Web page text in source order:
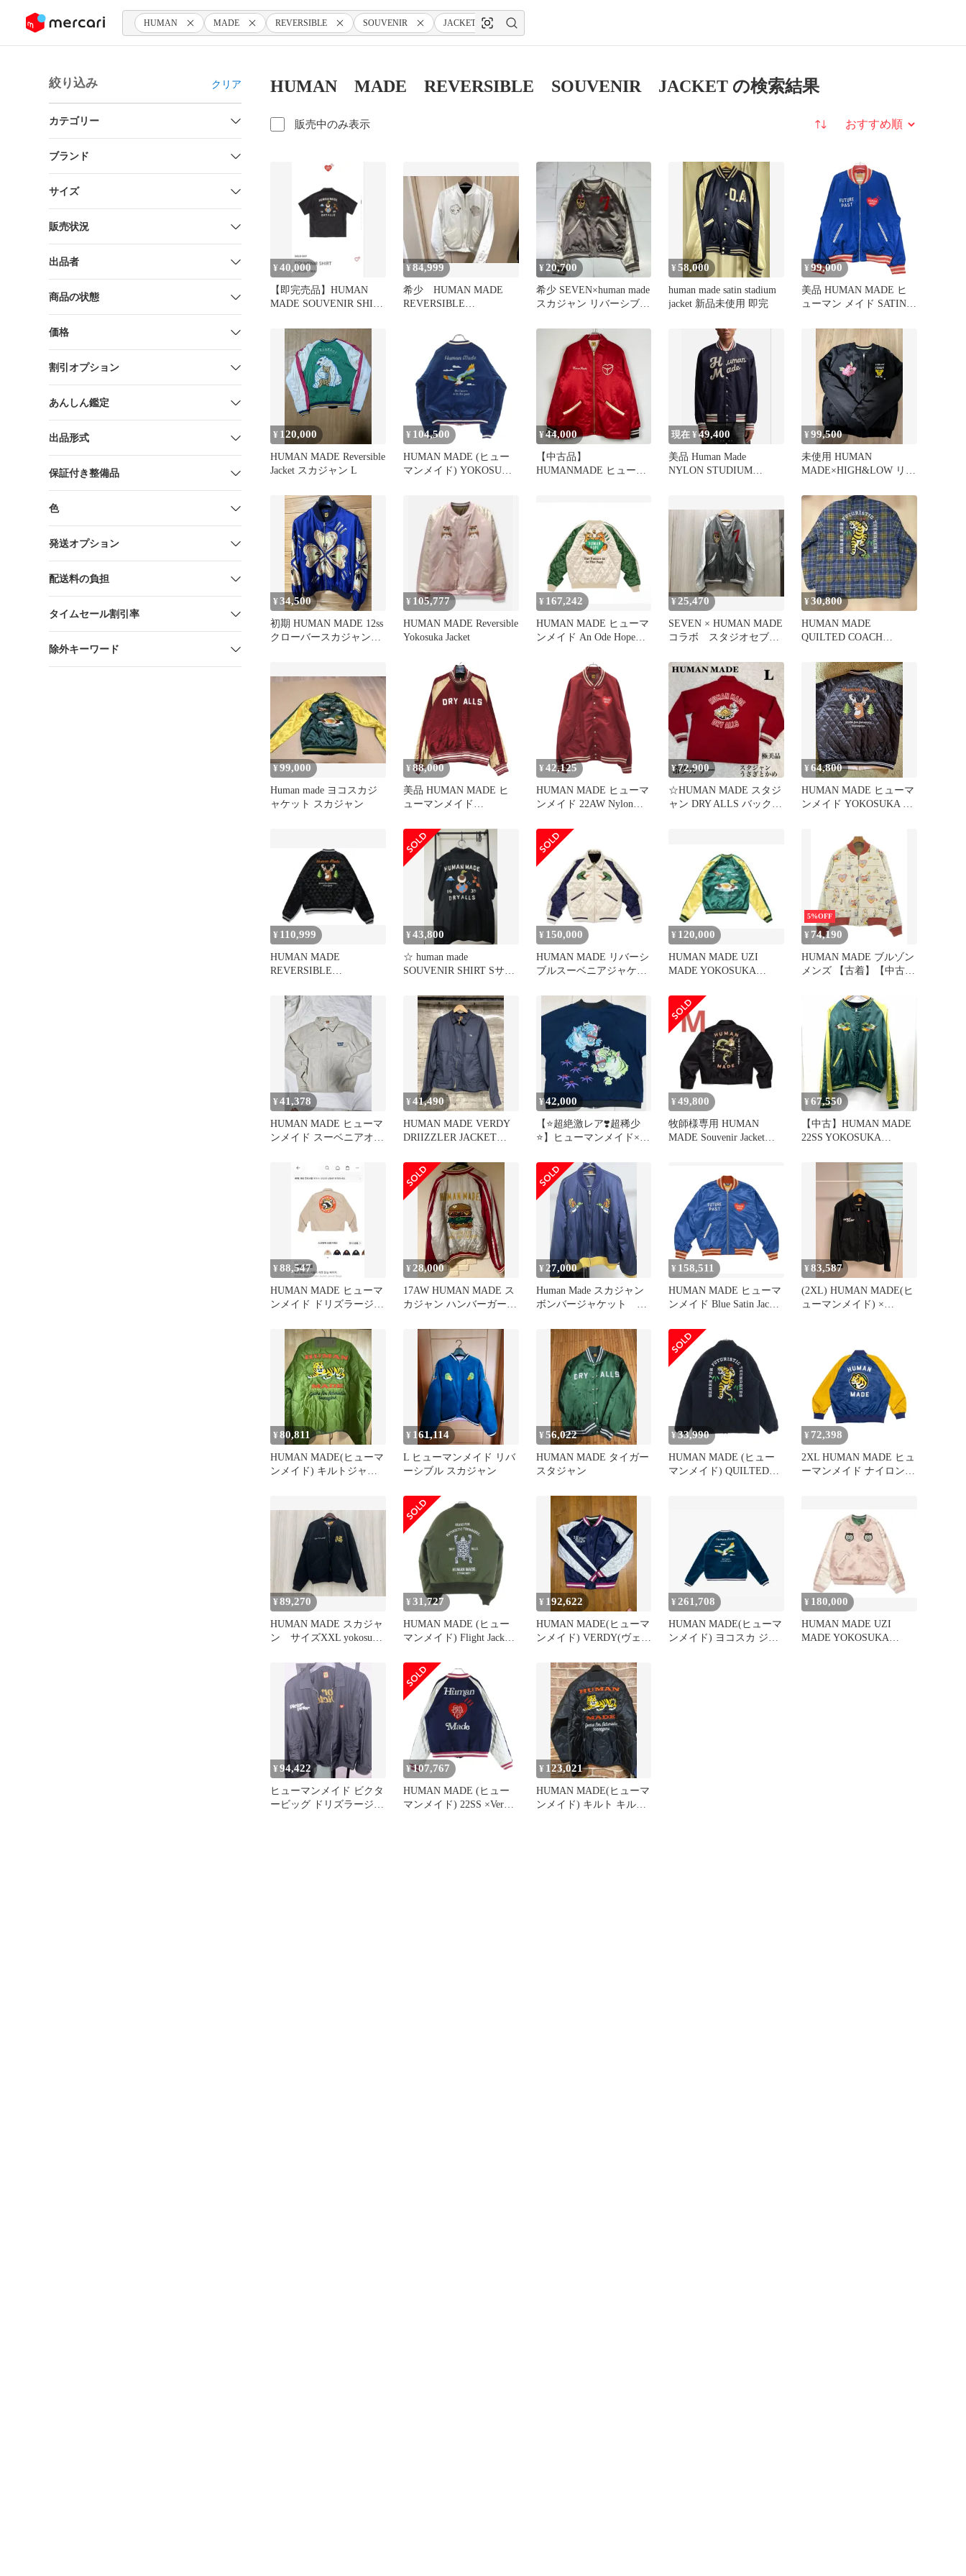
ツにスキップ HUMAN MADE REVERSIBLE SOUVENIR JACKET
絞り込み クリア
カテゴリー
ブランド
サイズ
販売状況
出品者
商品の状態
価格
割引オプション
あんしん鑑定
出品形式
保証付き整備品
色
発送オプション
配送料の負担
タイムセール割引率
除外キーワード
HUMAN MADE REVERSIBLE SOUVENIR JACKET の検索結果
販売中のみ表示 並び替え
¥40,000
【即完売品】HUMAN
MADE SOUVENIR SHIRT
¥84,999
希少 HUMAN MADE
REVERSIBLE
¥20,700
希少 SEVEN×human made
スカジャン リバーシブル
¥58,000
human made satin stadium
jacket 新品未使用 即完
¥ 99,000
美品 HUMAN MADE ヒ
ューマン メイド SATIN
ン ジャケット ブルー ア
ウター スーベニアジャケ
ット サイズXXL Julk
¥ 120,000
HUMAN MADE Reversible
Jacket スカジャン L
¥ 104,500
HUMAN MADE (ヒュー
マンメイド) YOKOSUKA
ニアジャケット ブルー/
ピンク
¥44,000
【中古品】
HUMANMADE ヒューマ
260803-sa-09-tei】
現在 ¥49,400
美品 Human Made
NYLON STUDIUM
¥99,500
未使用 HUMAN
MADE×HIGH&LOW リバ
繍
¥34,500
初期 HUMAN MADE 12ss
クローバースカジャン
¥ 105,777
HUMAN MADE Reversible
Yokosuka Jacket
¥ 167,242
HUMAN MADE ヒューマ
ンメイド An Ode Hope
ーベニアオフィシャル)
ジャケット グリーン
¥ 25,470
SEVEN × HUMAN MADE
コラボ スタジオセブン
ボ スカジャン リバーシ
ブル XLサイズ グレー /
ホワイト
¥30,800
HUMAN MADE
QUILTED COACH
¥99,000
Human made ヨコスカジ
ャケット スカジャン
¥ 88,000
美品 HUMAN MADE ヒ
ューマンメイド
JACKET HM31JK019 リバ
ーシブル サテン ジャケ
ット バーガンディ スカ
ジャン アウター サイズ
XXL Mark
¥ 42,125
HUMAN MADE ヒューマ
ンメイド 22AW Nylon
¥72,900
☆HUMAN MADE スタジ
ャン DRY ALLS バック刺
¥64,800
HUMAN MADE ヒューマ
ンメイド YOKOSUKA リ
¥ 110,999
HUMAN MADE
REVERSIBLE
¥43,800
☆ human made
SOUVENIR SHIRT Sサイ
¥ 150,000
HUMAN MADE リバーシ
ブルスーベニアジャケッ
¥ 120,000
HUMAN MADE UZI
MADE YOKOSUKA
5%OFF
¥ 74,190
HUMAN MADE ブルゾン
メンズ 【古着】【中古】
¥41,378
HUMAN MADE ヒューマ
ンメイド スーベニアオフ
ケット エクリュ L
¥41,490
HUMAN MADE VERDY
DRIIZZLER JACKET
イビー
¥42,000
【⭐️超絶激レア❣️超稀少
⭐️】ヒューマンメイド×ス
ム スカジャン
¥ 49,800
牧師様専用 HUMAN
MADE Souvenir Jacket
¥67,550
【中古】HUMAN MADE
22SS YOKOSUKA
ブラック グリーン×イエ
ロー ヒューマンメイド
¥88,547
HUMAN MADE ヒューマ
ンメイド ドリズラージャ
ジュ 蚕室 限定モデル
¥ 28,000
17AW HUMAN MADE ス
カジャン ハンバーガー刺
¥ 27,000
Human Made スカジャン
ボンバージャケット ス
¥ 158,511
HUMAN MADE ヒューマ
ンメイド Blue Satin Jacket
¥83,587
(2XL) HUMAN MADE(ヒ
ューマンメイド) ×
¥80,811
HUMAN MADE(ヒューマ
ンメイド) キルトジャケ
¥ 161,114
L ヒューマンメイド リバ
ーシブル スカジャン
¥56,022
HUMAN MADE タイガー
スタジャン
¥33,990
HUMAN MADE (ヒュー
マンメイド) QUILTED
¥ 72,398
2XL HUMAN MADE ヒュ
ーマンメイド ナイロン
¥89,270
HUMAN MADE スカジャ
ン サイズXXL yokosuka
¥ 31,727
HUMAN MADE (ヒュー
マンメイド) Flight Jacket
ックプリント フライト
ブルゾン ジャケット
MA-1 グリーン
¥ 192,622
HUMAN MADE(ヒューマ
ンメイド) VERDY(ヴェル
¥ 261,708
HUMAN MADE(ヒューマ
ンメイド) ヨコスカ ジャ
¥ 180,000
HUMAN MADE UZI
MADE YOKOSUKA
¥94,422
ヒューマンメイド ビクタ
ービッグ ドリズラージャ
¥107,767
HUMAN MADE (ヒュー
マンメイド) 22SS ×Verdy
¥ 123,021
HUMAN MADE(ヒューマ
ンメイド) キルト キルテ